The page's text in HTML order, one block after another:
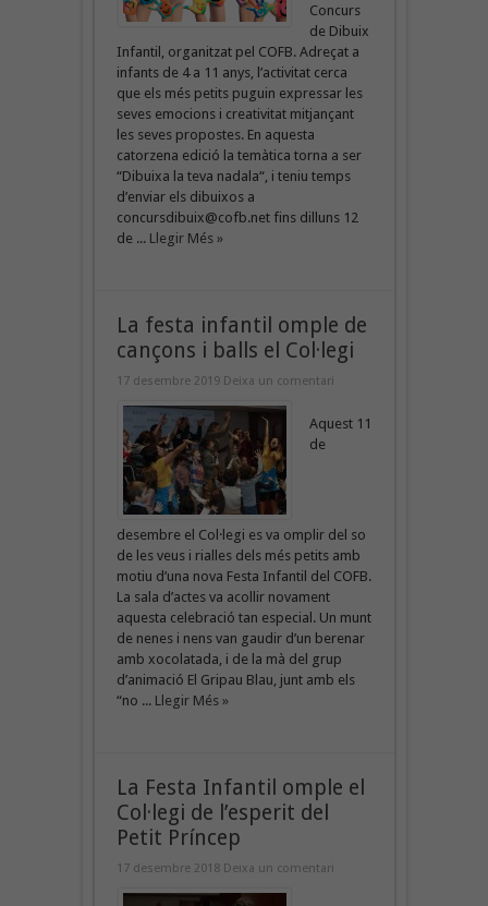
Concurs
de Dibuix
Infantil, organitzat pel COFB. Adreçat a
infants de 4 a 11 anys, l’activitat cerca
que els més petits puguin expressar les
seves emocions i creativitat mitjançant
les seves propostes. En aquesta
catorzena edició la temàtica torna a ser
“Dibuixa la teva nadala“, i teniu temps
d’enviar els dibuixos a
concursdibuix@cofb.net fins dilluns 12
de ... Llegir Més »
La festa infantil omple de
cançons i balls el Col·legi
17 desembre 2019 Deixa un comentari
Aquest 11
de
desembre el Col·legi es va omplir del so
de les veus i rialles dels més petits amb
motiu d’una nova Festa Infantil del COFB.
La sala d’actes va acollir novament
aquesta celebració tan especial. Un munt
de nenes i nens van gaudir d’un berenar
amb xocolatada, i de la mà del grup
d’animació El Gripau Blau, junt amb els
“no ... Llegir Més »
La Festa Infantil omple el
Col·legi de l’esperit del
Petit Príncep
17 desembre 2018 Deixa un comentari